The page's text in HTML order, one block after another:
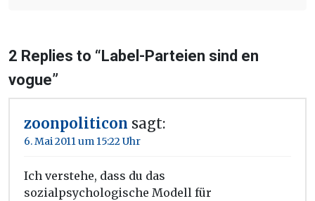
2 Replies to “Label-Parteien sind en
vogue”
zoonpoliticon sagt:
6. Mai 2011 um 15:22 Uhr
Ich verstehe, dass du das
sozialpsychologische Modell für